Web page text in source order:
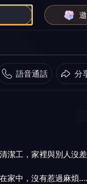
語音通話 分
潔工，家裡與別人沒
家中，沒有惹過麻煩